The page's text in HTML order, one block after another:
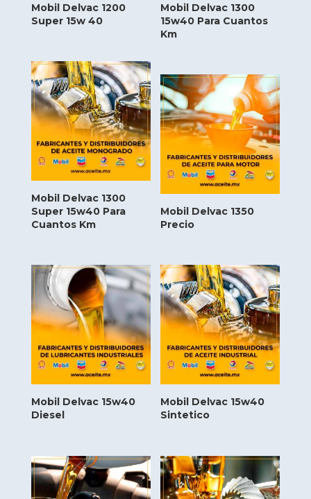
Mobil Delvac 1200
Super 15w 40
Mobil Delvac 1300
15w40 Para Cuantos
Km
Mobil Delvac 1300
Super 15w40 Para
Cuantos Km
Mobil Delvac 1350
Precio
Mobil Delvac 15w40
Diesel
Mobil Delvac 15w40
Sintetico